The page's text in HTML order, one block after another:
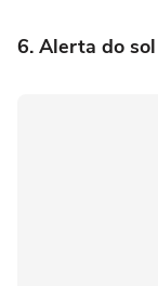
6. Alerta do sol